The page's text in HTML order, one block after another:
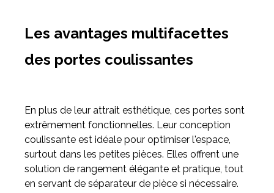
Les avantages multifacettes
des portes coulissantes
En plus de leur attrait esthétique, ces portes sont
extrêmement fonctionnelles. Leur conception
coulissante est idéale pour optimiser l'espace,
surtout dans les petites pièces. Elles offrent une
solution de rangement élégante et pratique, tout
en servant de séparateur de pièce si nécessaire.